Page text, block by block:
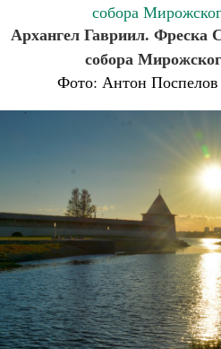
Архангел Гавриил. Фреска
собора
Фото: Антон Поспелов